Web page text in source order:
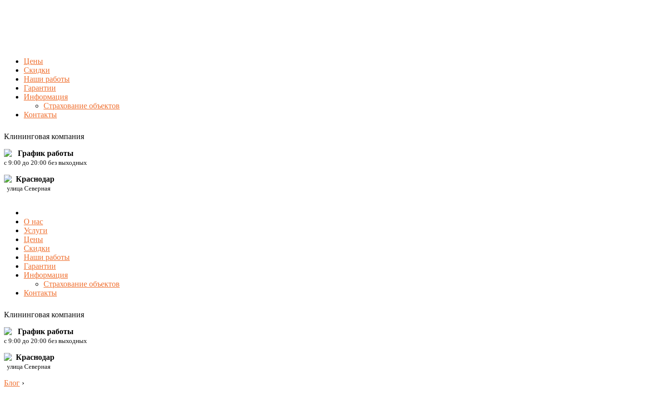
Цены
Скидки
Наши работы
Гарантии
Информация
Страхование объектов
Контакты
Клининговая компания
График работы
c 9:00 до 20:00 без выходных
Краснодар
улица Северная
О нас
Услуги
Цены
Скидки
Наши работы
Гарантии
Информация
Страхование объектов
Контакты
Клининговая компания
График работы
c 9:00 до 20:00 без выходных
Краснодар
улица Северная
Блог ›